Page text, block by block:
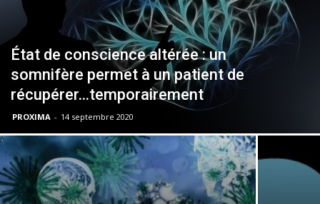
État de conscience altérée : un
somnifère permet à un patient de
récupérer…temporairement
PROXIMA - 14 septembre 2020